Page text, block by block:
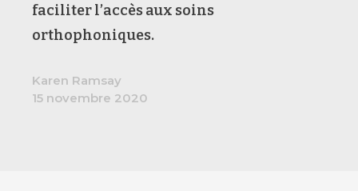
faciliter l’accès aux soins
orthophoniques.
Karen Ramsay
15 novembre 2020